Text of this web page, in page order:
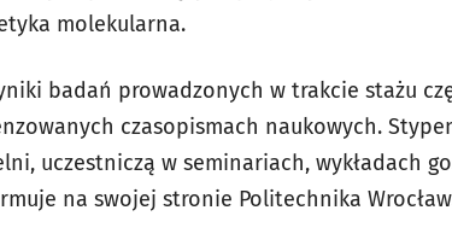
molekularna.
badań prowadzonych w trakcie stażu
czasopismach naukowych.
uczestniczą w seminariach, wykładach
na swojej stronie Politechnika